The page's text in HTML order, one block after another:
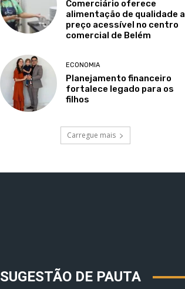
Comerciário oferece
alimentação de qualidade a
preço acessível no centro
comercial de Belém
ECONOMIA
Planejamento financeiro
fortalece legado para os
filhos
Carregue mais
SUGESTÃO DE PAUTA